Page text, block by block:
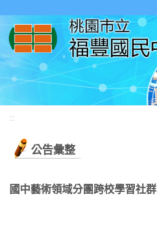
:::
公告彙整
國中藝術領域分團跨校學習社群